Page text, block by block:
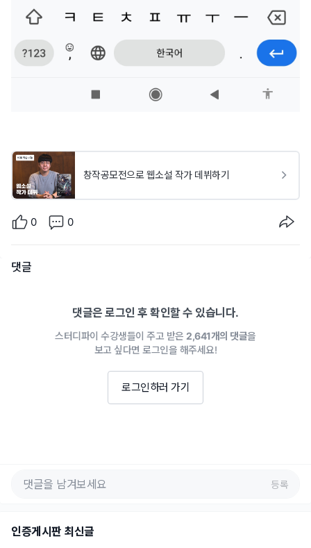
창작공모전으로 웹소설 작가 데뷔하기
0 0
댓글
댓글은 로그인 후 확인할 수 있습니다.
스터디파이 수강생들이 주고 받은 2,641개의 댓글을
보고 싶다면 로그인을 해주세요!
로그인하러 가기
등록
인증게시판 최신글